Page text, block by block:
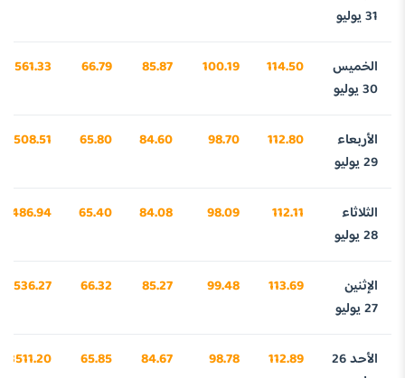
31 يوليو
الخميس
30 يوليو
114.50
100.19
85.87
66.79
3561.33
الأربعاء
29 يوليو
112.80
98.70
84.60
65.80
3508.51
الثلاثاء
28 يوليو
112.11
98.09
84.08
65.40
3486.94
الإثنين
27 يوليو
113.69
99.48
85.27
66.32
3536.27
الأحد 26
112.89
98.78
84.67
65.85
3511.20